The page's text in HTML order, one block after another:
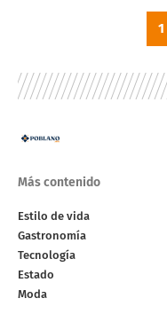
1
Más contenido
Estilo de vida
Gastronomía
Tecnología
Estado
Moda